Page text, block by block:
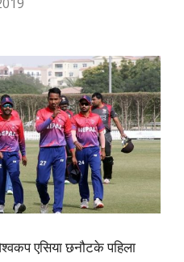
एसिया छनौटके पहिला